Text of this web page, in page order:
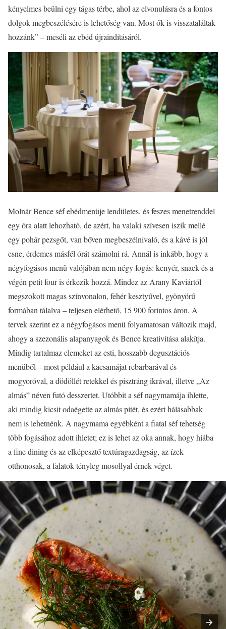
kényelmes beülni egy tágas térbe, ahol az elvonulásra és a fontos
dolgok megbeszélésére is lehetőség van. Most ők is visszataláltak
hozzánk” – meséli az ebéd újraindításáról.
Molnár Bence séf ebédmenüje lendületes, és feszes menetrenddel
egy óra alatt lehozható, de azért, ha valaki szívesen iszik mellé
egy pohár pezsgőt, van bőven megbeszélnivaló, és a kávé is jól
esne, érdemes másfél órát számolni rá. Annál is inkább, hogy a
négyfogásos menü valójában nem négy fogás: kenyér, snack és a
végén petit four is érkezik hozzá. Mindez az Arany Kaviártól
megszokott magas színvonalon, fehér kesztyűvel, gyönyörű
formában tálalva – teljesen elérhető, 15 900 forintos áron. A
tervek szerint ez a négyfogásos menü folyamatosan változik majd,
ahogy a szezonális alapanyagok és Bence kreativitása alakítja.
Mindig tartalmaz elemeket az esti, hosszabb degusztációs
menüből – most például a kacsamájat rebarbarával és
mogyoróval, a dödöllét retekkel és pisztráng ikrával, illetve „Az
almás” néven futó desszertet. Utóbbit a séf nagymamája ihlette,
aki mindig kicsit odaégette az almás pitét, és ezért hálásabbak
nem is lehetnénk. A nagymama egyébként a fiatal séf tehetség
több fogásához adott ihletet; ez is lehet az oka annak, hogy hiába
a fine dining és az elképesztő textúragazdagság, az ízek
otthonosak, a falatok tényleg mosollyal érnek véget.